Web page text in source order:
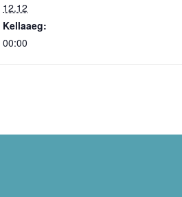
12.12
Kellaaeg:
00:00